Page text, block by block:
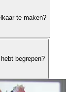
te maken?
begrepen?